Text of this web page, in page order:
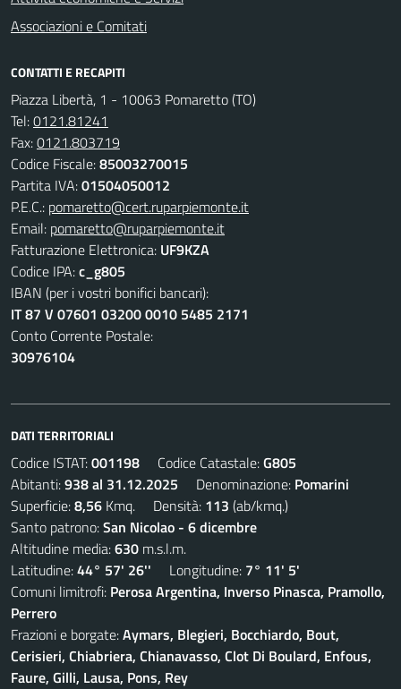
Associazioni e Comitati
CONTATTI E RECAPITI
Piazza Libertà, 1 - 10063 Pomaretto (TO)
Tel:0121.81241
Fax:0121.803719
Codice Fiscale:85003270015
Partita IVA:01504050012
P.E.C.: pomaretto@cert.ruparpiemonte.it
Email: pomaretto@ruparpiemonte.it
Fatturazione Elettronica: UF9KZA
Codice IPA:c_g805
IBAN (per i vostri bonifici bancari):
IT 87 V 07601 03200 0010 5485 2171
Conto Corrente Postale:
30976104
DATI TERRITORIALI
Codice ISTAT:001198 Codice Catastale:G805
Abitanti:938 al 31.12.2025 Denominazione: Pomarini
Superficie:8,56 Kmq. Densità: 113 (ab/kmq.)
Santo patrono:San Nicolao - 6 dicembre
Altitudine media:630 m.s.l.m.
Latitudine:44° 57' 26'' Longitudine: 7° 11' 5'
Comuni limitrofi: Perosa Argentina, Inverso Pinasca, Pramollo,
Perrero
Frazioni e borgate:Aymars, Blegieri, Bocchiardo, Bout,
Cerisieri, Chiabriera, Chianavasso, Clot Di Boulard, Enfous,
Faure, Gilli, Lausa, Pons, Rey